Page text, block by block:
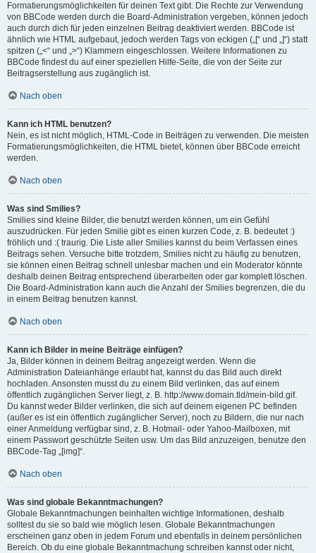
Formatierungsmöglichkeiten für deinen Text gibt. Die Rechte zur Verwendung
von BBCode werden durch die Board-Administration vergeben, können jedoch
auch durch dich für jeden einzelnen Beitrag deaktiviert werden. BBCode ist
ähnlich wie HTML aufgebaut, jedoch werden Tags von eckigen („[“ und „]“) statt
spitzen („<“ und „>“) Klammern eingeschlossen. Weitere Informationen zu
BBCode findest du auf einer speziellen Hilfe-Seite, die von der Seite zur
Beitragserstellung aus zugänglich ist.
Nach oben
Kann ich HTML benutzen?
Nein, es ist nicht möglich, HTML-Code in Beiträgen zu verwenden. Die meisten
Formatierungsmöglichkeiten, die HTML bietet, können über BBCode erreicht
werden.
Nach oben
Was sind Smilies?
Smilies sind kleine Bilder, die benutzt werden können, um ein Gefühl
auszudrücken. Für jeden Smilie gibt es einen kurzen Code, z. B. bedeutet :)
fröhlich und :( traurig. Die Liste aller Smilies kannst du beim Verfassen eines
Beitrags sehen. Versuche bitte trotzdem, Smilies nicht zu häufig zu benutzen,
sie können einen Beitrag schnell unlesbar machen und ein Moderator könnte
deshalb deinen Beitrag entsprechend überarbeiten oder gar komplett löschen.
Die Board-Administration kann auch die Anzahl der Smilies begrenzen, die du
in einem Beitrag benutzen kannst.
Nach oben
Kann ich Bilder in meine Beiträge einfügen?
Ja, Bilder können in deinem Beitrag angezeigt werden. Wenn die
Administration Dateianhänge erlaubt hat, kannst du das Bild auch direkt
hochladen. Ansonsten musst du zu einem Bild verlinken, das auf einem
öffentlich zugänglichen Server liegt, z. B. http://www.domain.tld/mein-bild.gif.
Du kannst weder Bilder verlinken, die sich auf deinem eigenen PC befinden
(außer es ist ein öffentlich zugänglicher Server), noch zu Bildern, die nur nach
einer Anmeldung verfügbar sind, z. B. Hotmail- oder Yahoo-Mailboxen, mit
einem Passwort geschützte Seiten usw. Um das Bild anzuzeigen, benutze den
BBCode-Tag „[img]“.
Nach oben
Was sind globale Bekanntmachungen?
Globale Bekanntmachungen beinhalten wichtige Informationen, deshalb
solltest du sie so bald wie möglich lesen. Globale Bekanntmachungen
erscheinen ganz oben in jedem Forum und ebenfalls in deinem persönlichen
Bereich. Ob du eine globale Bekanntmachung schreiben kannst oder nicht,